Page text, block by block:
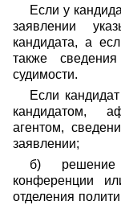
Если у
заявлении
кандидата, а
также
судимости.
Если
кандидатом,
агентом,
заявлении;
б) решение
конференции
отделения